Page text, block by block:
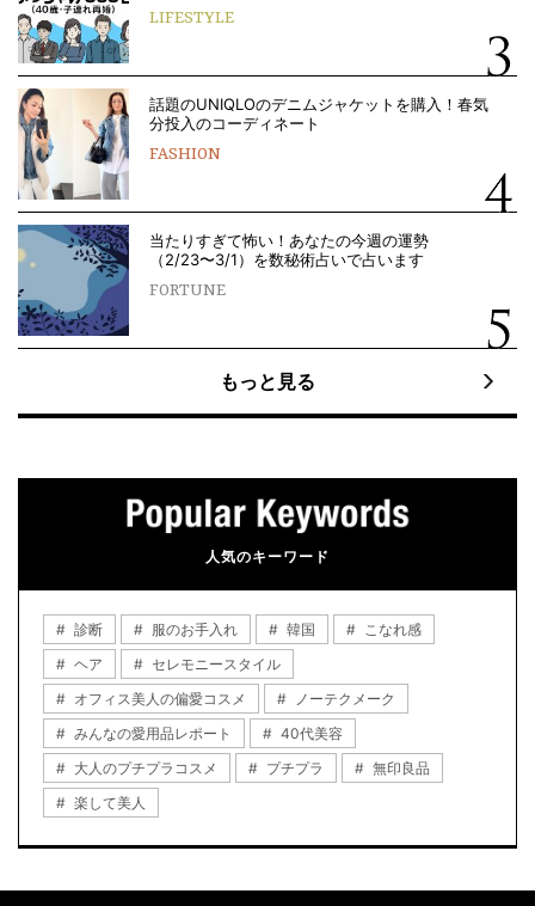
LIFESTYLE
話題のUNIQLOのデニムジャケットを購入！春気
分投入のコーディネート
FASHION
当たりすぎて怖い！あなたの今週の運勢
（2/23〜3/1）を数秘術占いで占います
FORTUNE
もっと見る
人気のキーワード
診断 服のお手入れ 韓国
こなれ感
ヘア
セレモニースタイル
オフィス美人の偏愛コスメ
ノーテクメーク
みんなの愛用品レポート
40代美容
大人のプチプラコスメ
プチプラ
無印良品
楽して美人